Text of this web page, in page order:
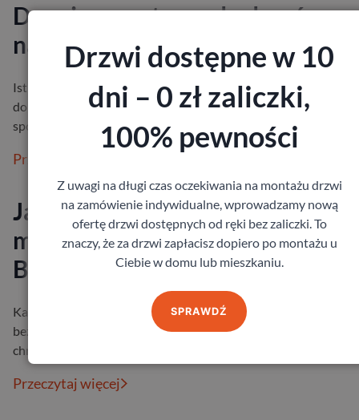
Drzwi zewnętrzne do domów –
najważniejsze cechy drzwi
Istnieje wiele kryteriów użytkowych, które spełnić muszą drzwi
domowe zewnętrze. Z tego powodu ich wyboru nie należy w
sposób bagateli…
Przeczytaj więcej
Jakie drzwi wejściowe do
mieszkania wybrać?
Bezpieczeństwo i izolacja
Każdy z nas chce czuć się we własnym mieszkaniu spokojnie i
bezpiecznie. Drzwi wejściowe odgrywają w tym ogromną rolę –
chronią przed hałase…
Przeczytaj więcej
Drzwi dostępne w 10
dni – 0 zł zaliczki,
100% pewności
Z uwagi na długi czas oczekiwania na montażu drzwi
na zamówienie indywidualne, wprowadzamy nową
ofertę drzwi dostępnych od ręki bez zaliczki. To
znaczy, że za drzwi zapłacisz dopiero po montażu u
Ciebie w domu lub mieszkaniu.
SPRAWDŹ